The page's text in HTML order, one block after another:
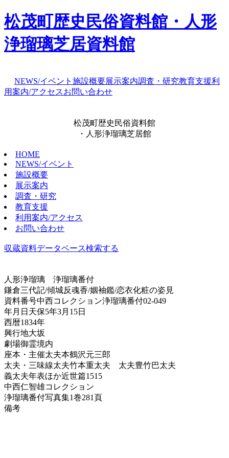
松茂町歴史民俗資料館・人形
浄瑠璃芝居資料館
NEWS/イベント 施設概要展示案内調査・研究教育支援利
用案内/アクセスお問い合わせ
松茂町歴史民俗資料館
・人形浄瑠璃芝居館
HOME
NEWS/イベント
施設概要
展示案内
調査・研究
教育支援
利用案内/アクセス
お問い合わせ
収蔵資料データベース検索する
人形浄瑠璃 浄瑠璃番付
鎌倉三代記/傾城反魂香/姻袖鑑/恋衣化粧の姿見
資料番号中西コレクション浄瑠璃番付02-049
年月日 天保5年3月15日
西暦1834年
興行地大坂
劇場御霊境内
座本・主催太夫本鶴沢元三郎
太夫・三味線太夫竹本重太夫 太夫豊竹巴太夫
義太夫年表ほか近世篇1515
中西仁智雄コレクション
浄瑠璃番付写真集1巻281頁
備考